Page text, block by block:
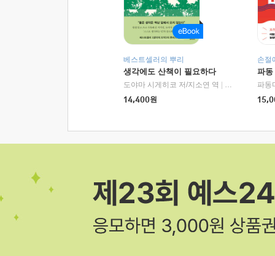
베스트셀러의 뿌리
생각에도 산책이 필요하다
도야마 시게히코 저/지소연 역
알에이치코리
14,400원
손절
파동
파동